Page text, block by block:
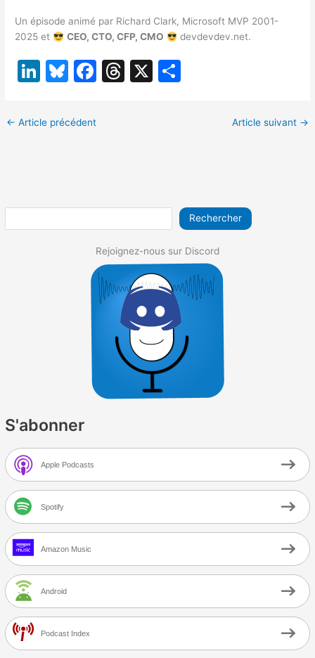
Rechercher
Rejoignez-nous sur Discord
S'abonner
Apple Podcasts
Spotify
Amazon Music
Android
Podcast Index
Un épisode animé par Richard Clark, Microsoft MVP 2001-
2025 et
CEO, CTO, CFP, CMO devdevdev.net.
Li
k
Bl
e
F
o
k
T
X
← Article précédent Article suivant →